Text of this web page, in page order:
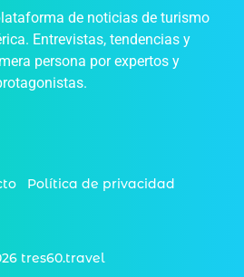
de noticias de turismo
Entrevistas, tendencias y
persona por expertos y
Política de privacidad
tres60.travel